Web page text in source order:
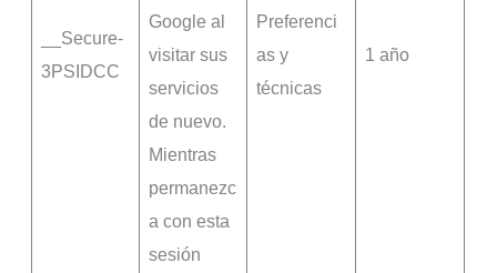
__Secure-
3PSIDCC
Google al
visitar sus
servicios
de nuevo.
Mientras
permanezc
a con esta
sesión
Preferenci
as y
técnicas
1 año